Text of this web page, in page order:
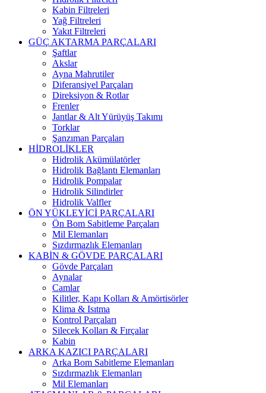
Kabin Filtreleri
Yağ Filtreleri
Yakıt Filtreleri
GÜÇ AKTARMA PARÇALARI
Şaftlar
Akslar
Ayna Mahrutiler
Diferansiyel Parçaları
Direksiyon & Rotlar
Frenler
Jantlar & Alt Yürüyüş Takımı
Torklar
Şanzıman Parçaları
HİDROLİKLER
Hidrolik Akümülatörler
Hidrolik Bağlantı Elemanları
Hidrolik Pompalar
Hidrolik Silindirler
Hidrolik Valfler
ÖN YÜKLEYİCİ PARÇALARI
Ön Bom Sabitleme Parçaları
Mil Elemanları
Sızdırmazlık Elemanları
KABİN & GÖVDE PARÇALARI
Gövde Parçaları
Aynalar
Camlar
Kilitler, Kapı Kolları & Amörtisörler
Klima & Isıtma
Kontrol Parçaları
Silecek Kolları & Fırçalar
Kabin
ARKA KAZICI PARÇALARI
Arka Bom Sabitleme Elemanları
Sızdırmazlık Elemanları
Mil Elemanları